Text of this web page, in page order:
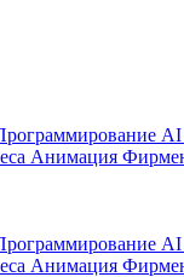
AI
Анимация
AI
Анимация